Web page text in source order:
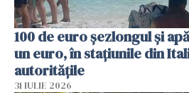
100 de euro șezlongul și
un euro, în stațiunile din
autoritățile
31 IULIE 2026